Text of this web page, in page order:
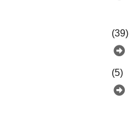
(39)
(5)